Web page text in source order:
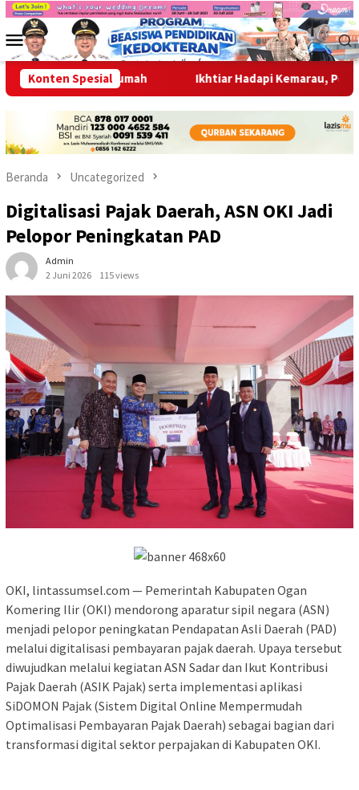
Loncat
kontenMenu
Mobile
Konten Spesial
3 Juta Rumah Ikhtiar Hadapi Kemarau, Pemkab OKI
Beranda Uncategorized
Digitalisasi Pajak Daerah, ASN OKI Jadi
Pelopor Peningkatan PAD
Admin
2 Juni 2026
115 views
OKI, lintassumsel.com — Pemerintah Kabupaten Ogan
Komering Ilir (OKI) mendorong aparatur sipil negara (ASN)
menjadi pelopor peningkatan Pendapatan Asli Daerah (PAD)
melalui digitalisasi pembayaran pajak daerah. Upaya tersebut
diwujudkan melalui kegiatan ASN Sadar dan Ikut Kontribusi
Pajak Daerah (ASIK Pajak) serta implementasi aplikasi
SiDOMON Pajak (Sistem Digital Online Mempermudah
Optimalisasi Pembayaran Pajak Daerah) sebagai bagian dari
transformasi digital sektor perpajakan di Kabupaten OKI.